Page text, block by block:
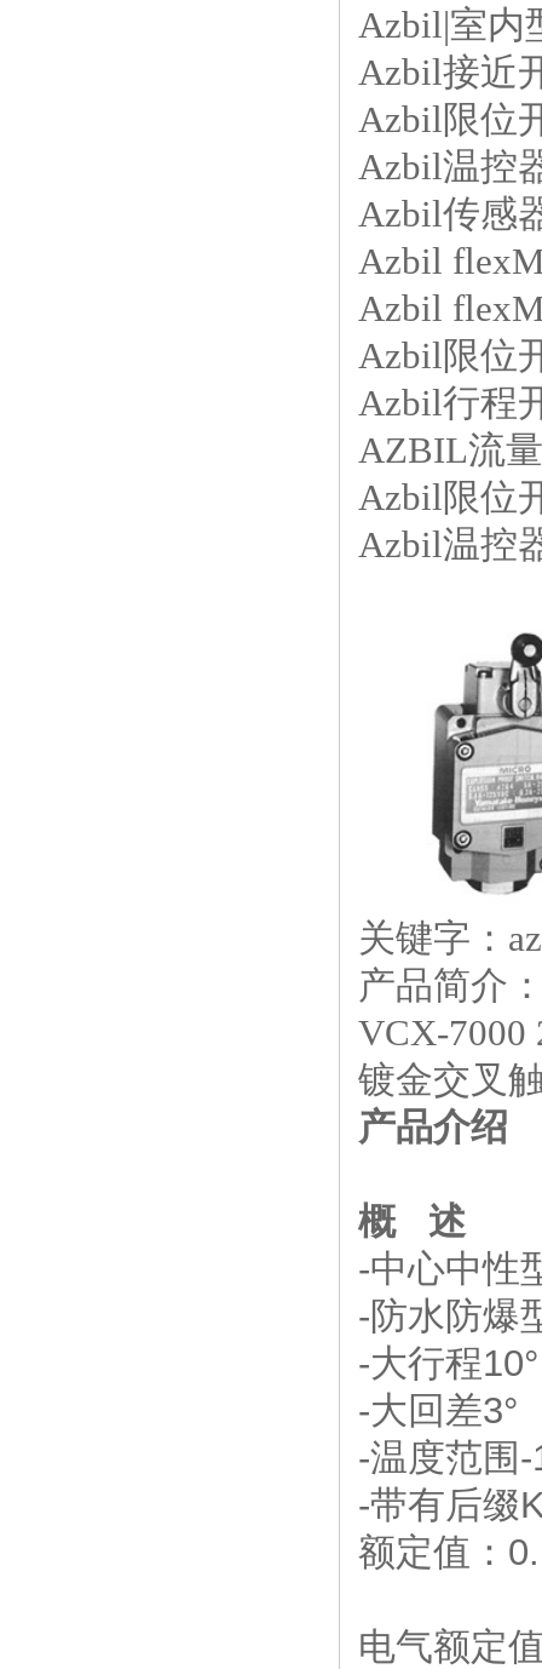
Azbil|室内
Azbil接近
Azbil限位
Azbil温控
Azbil传感
Azbil
Azbil
Azbil限位
Azbil行程
AZBIL流
Azbil限位
Azbil温控
关键字：
产品简介
VCX-7000
镀金交叉
产品介绍
概 述
-中心中性
-防水防爆
-大行程10°
-大回差3°
-温度范围
-带有后缀
额定值：
电气额定